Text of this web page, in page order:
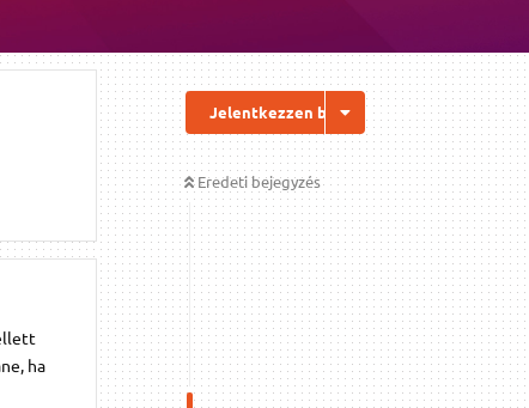
Jelentkezzen be a válaszhoz
Eredeti bejegyzés
ha